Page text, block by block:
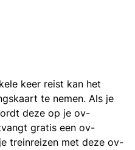
keer reist kan het
te nemen. Als je
deze op je ov-
gratis een ov-
treinreizen met deze ov-